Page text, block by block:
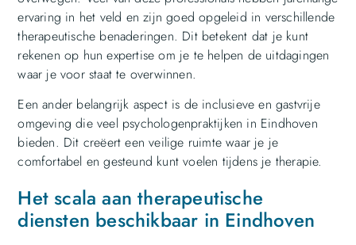
ervaring in het veld en zijn goed opgeleid in verschillende
therapeutische benaderingen. Dit betekent dat je kunt
rekenen op hun expertise om je te helpen de uitdagingen
waar je voor staat te overwinnen.
Een ander belangrijk aspect is de inclusieve en gastvrije
omgeving die veel psychologenpraktijken in Eindhoven
bieden. Dit creëert een veilige ruimte waar je je
comfortabel en gesteund kunt voelen tijdens je therapie.
Het scala aan therapeutische
diensten beschikbaar in Eindhoven